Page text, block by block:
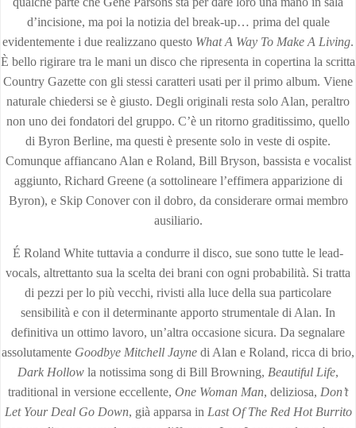
d’incisione, ma poi la notizia del break-up… prima del quale
evidentemente i due realizzano questo What A Way To Make A Living.
È bello rigirare tra le mani un disco che ripresenta in copertina la scritta
Country Gazette con gli stessi caratteri usati per il primo album. Viene
naturale chiedersi se è giusto. Degli originali resta solo Alan, peraltro
non uno dei fondatori del gruppo. C’è un ritorno graditissimo, quello
di Byron Berline, ma questi è presente solo in veste di ospite.
Comunque affiancano Alan e Roland, Bill Bryson, bassista e vocalist
aggiunto, Richard Greene (a sottolineare l’effimera apparizione di
Byron), e Skip Conover con il dobro, da considerare ormai membro
ausiliario.
É Roland White tuttavia a condurre il disco, sue sono tutte le lead-
vocals, altrettanto sua la scelta dei brani con ogni probabilità. Si tratta
di pezzi per lo più vecchi, rivisti alla luce della sua particolare
sensibilità e con il determinante apporto strumentale di Alan. In
definitiva un ottimo lavoro, un’altra occasione sicura. Da segnalare
assolutamente Goodbye Mitchell Jayne di Alan e Roland, ricca di brio,
Dark Hollow la notissima song di Bill Browning, Beautiful Life,
traditional in versione eccellente, One Woman Man, deliziosa, Don’t
Let Your Deal Go Down, già apparsa in Last Of The Red Hot Burrito